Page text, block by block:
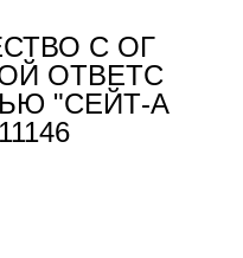
С ОГ
ОТВЕТС
"СЕЙТ-А